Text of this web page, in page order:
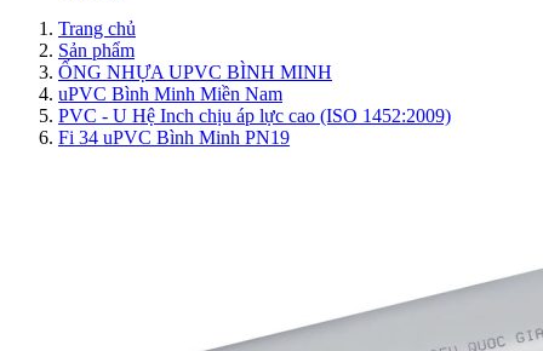
Trang chủ
Sản phẩm
ỐNG NHỰA UPVC BÌNH MINH
uPVC Bình Minh Miền Nam
PVC - U Hệ Inch chịu áp lực cao (ISO 1452:2009)
Fi 34 uPVC Bình Minh PN19